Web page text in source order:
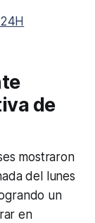
de
mostraron
del lunes
un
en